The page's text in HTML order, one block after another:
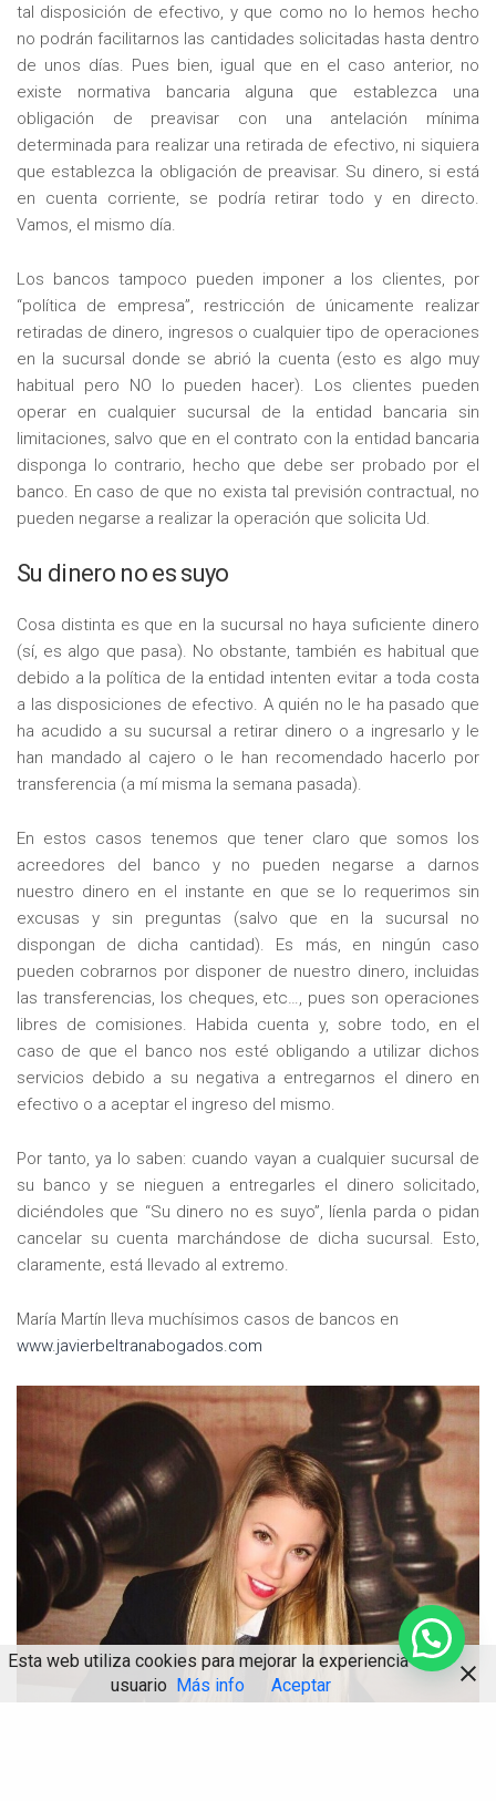
tal disposición de efectivo, y que como no lo hemos hecho
no podrán facilitarnos las cantidades solicitadas hasta dentro
de unos días. Pues bien, igual que en el caso anterior, no
existe normativa bancaria alguna que establezca una
obligación de preavisar con una antelación mínima
determinada para realizar una retirada de efectivo, ni siquiera
que establezca la obligación de preavisar. Su dinero, si está
en cuenta corriente, se podría retirar todo y en directo.
Vamos, el mismo día.
Los bancos tampoco pueden imponer a los clientes, por
“política de empresa”, restricción de únicamente realizar
retiradas de dinero, ingresos o cualquier tipo de operaciones
en la sucursal donde se abrió la cuenta (esto es algo muy
habitual pero NO lo pueden hacer). Los clientes pueden
operar en cualquier sucursal de la entidad bancaria sin
limitaciones, salvo que en el contrato con la entidad bancaria
disponga lo contrario, hecho que debe ser probado por el
banco. En caso de que no exista tal previsión contractual, no
pueden negarse a realizar la operación que solicita Ud.
Su dinero no es suyo
Cosa distinta es que en la sucursal no haya suficiente dinero
(sí, es algo que pasa). No obstante, también es habitual que
debido a la política de la entidad intenten evitar a toda costa
a las disposiciones de efectivo. A quién no le ha pasado que
ha acudido a su sucursal a retirar dinero o a ingresarlo y le
han mandado al cajero o le han recomendado hacerlo por
transferencia (a mí misma la semana pasada).
En estos casos tenemos que tener claro que somos los
acreedores del banco y no pueden negarse a darnos
nuestro dinero en el instante en que se lo requerimos sin
excusas y sin preguntas (salvo que en la sucursal no
dispongan de dicha cantidad). Es más, en ningún caso
pueden cobrarnos por disponer de nuestro dinero, incluidas
las transferencias, los cheques, etc…, pues son operaciones
libres de comisiones. Habida cuenta y, sobre todo, en el
caso de que el banco nos esté obligando a utilizar dichos
servicios debido a su negativa a entregarnos el dinero en
efectivo o a aceptar el ingreso del mismo.
Por tanto, ya lo saben: cuando vayan a cualquier sucursal de
su banco y se nieguen a entregarles el dinero solicitado,
diciéndoles que “Su dinero no es suyo”, líenla parda o pidan
cancelar su cuenta marchándose de dicha sucursal. Esto,
claramente, está llevado al extremo.
María Martín lleva muchísimos casos de bancos en
www.javierbeltranabogados.com
Esta web utiliza cookies para mejorar la experiencia de
usuario Más info Aceptar